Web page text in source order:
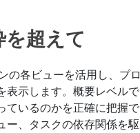
超えて
の各ビューを活用し、プロ
表示します。概要レベルで
ているのかを正確に把握で
ー、タスクの依存関係を駆